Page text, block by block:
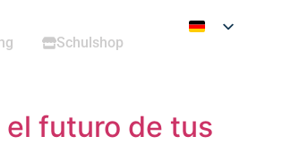
Schulshop
el futuro de tus